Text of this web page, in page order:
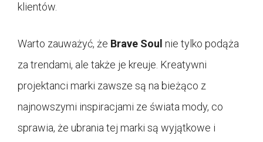
klientów.
Warto zauważyć, że Brave Soul nie tylko podąża
za trendami, ale także je kreuje. Kreatywni
projektanci marki zawsze są na bieżąco z
najnowszymi inspiracjami ze świata mody, co
sprawia, że ubrania tej marki są wyjątkowe i